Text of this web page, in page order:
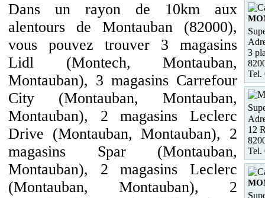
Dans un rayon de 10km aux
alentours de Montauban (82000),
vous pouvez trouver 3 magasins
Lidl (Montech, Montauban,
Montauban), 3 magasins Carrefour
City (Montauban, Montauban,
Montauban), 2 magasins Leclerc
Drive (Montauban, Montauban), 2
magasins Spar (Montauban,
Montauban), 2 magasins Leclerc
(Montauban, Montauban), 2
3
Tel.
12
Tel.